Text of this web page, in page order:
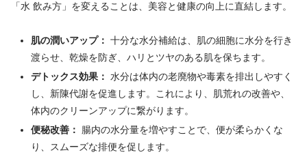
「水 飲み方」を変えることは、美容と健康の向上に直結します。
肌の潤いアップ： 十分な水分補給は、肌の細胞に水分を行き
渡らせ、乾燥を防ぎ、ハリとツヤのある肌を保ちます。
デトックス効果： 水分は体内の老廃物や毒素を排出しやすく
し、新陳代謝を促進します。これにより、肌荒れの改善や、
体内のクリーンアップに繋がります。
便秘改善：
腸内の水分量を増やすことで、便が柔らかくな
り、スムーズな排便を促します。